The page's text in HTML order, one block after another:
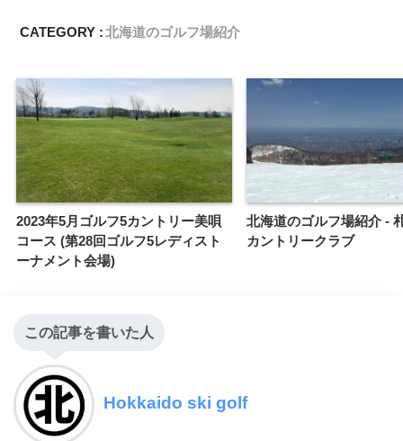
CATEGORY :北海道のゴルフ場紹介
2023年5月ゴルフ5カントリー美唄
コース (第28回ゴルフ5レディスト
ーナメント会場)
北海道のゴルフ場紹介 -
カントリークラブ
この記事を書いた人
Hokkaido ski golf